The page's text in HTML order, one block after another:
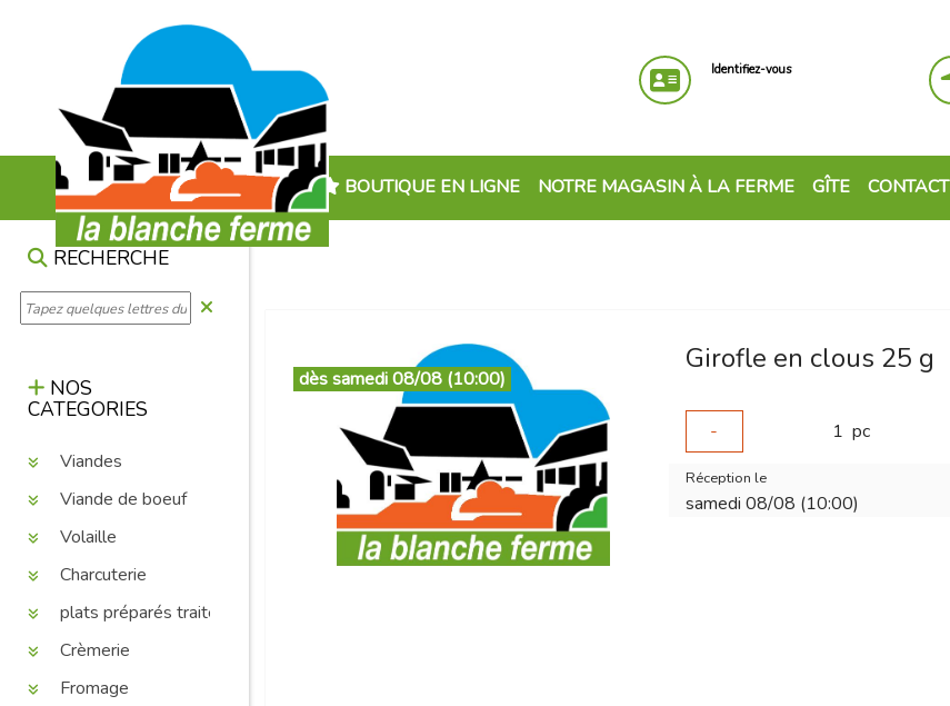
Identifiez-vous
BOUTIQUE EN LIGNE NOTRE MAGASIN À LA FERME GÎTE CONTACT
RECHERCHE
NOS
CATEGORIES
Viandes
Viande de boeuf
Volaille
Charcuterie
plats préparés traiteur
Crèmerie
Fromage
dès samedi 08/08 (10:00)
Girofle en clous 25 g
-
1 pc
Réception le
samedi 08/08 (10:00)